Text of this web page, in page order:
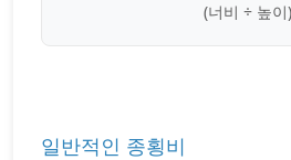
(너비 ÷ 높이)
일반적인 종횡비